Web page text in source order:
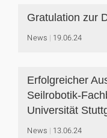
Gratulation zur
News 19.06.24
Erfolgreicher
Seilrobotik-
Universität
News 13.06.24